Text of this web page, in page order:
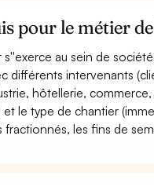
pour le métier
au sein de
différents intervenants
hôtellerie,
le type de chantier
fractionnés, les fins de